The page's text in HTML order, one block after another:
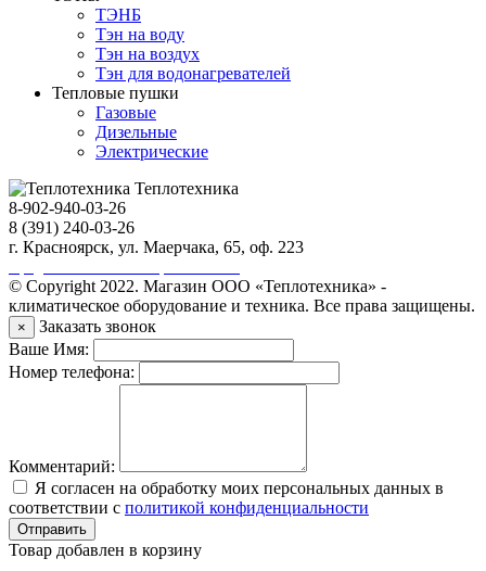
ТЭНБ
Тэн на воду
Тэн на воздух
Тэн для водонагревателей
Тепловые пушки
Газовые
Дизельные
Электрические
Теплотехника
8-902-940-03-26
8 (391) 240-03-26
г. Красноярск, ул. Маерчака, 65, оф. 223
© Copyright 2022. Магазин ООО «Теплотехника» -
климатическое оборудование и техника. Все права защищены.
×
Заказать звонок
Ваше Имя:
Номер телефона:
Комментарий:
Я согласен на обработку моих персональных данных в
соответствии с политикой конфиденциальности
Отправить
Товар добавлен в корзину